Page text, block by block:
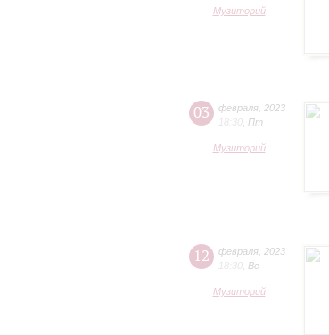
Музиторий
03 февраля 2023
18:30 Пт
Музиторий
12 февраля 2023
18:30 Вс
Музиторий